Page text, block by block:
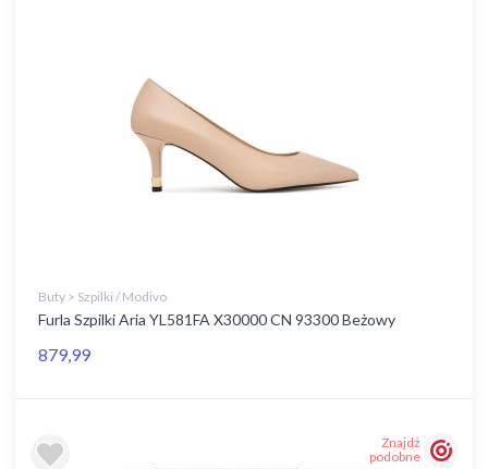
Buty > Szpilki / Modivo
Furla Szpilki Aria YL581FA X30000 CN 93300 Beżowy
879,99
Znajdź
podobne